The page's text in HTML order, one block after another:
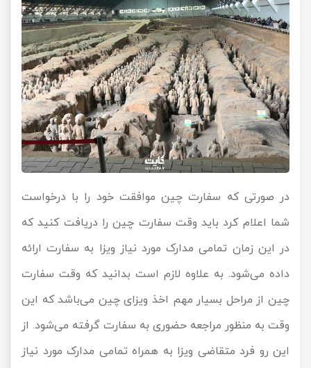
در صورتی که سفارت چین موافقت خود را با درخواست
شما اعلام کرد باید وقت سفارت چین را دریافت کنید که
در این زمان تمامی مدارک مورد نیاز ویزا به سفارت ارائه
داده می‌شود. به علاوه لازم است بدانید که وقت سفارت
چین از مراحل بسیار مهم اخذ ویزای چین می‌باشد که این
وقت به منظور مراجعه حضوری به سفارت گرفته می‌شود. از
این رو فرد متقاضی ویزا به همراه تمامی مدارک مورد نیاز